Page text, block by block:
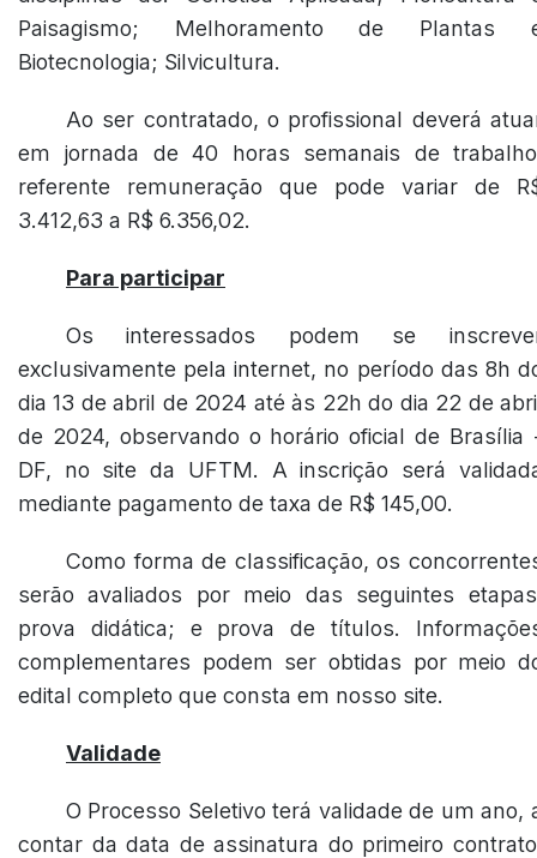
Paisagismo; Melhoramento de Plantas
Biotecnologia; Silvicultura.
Ao ser contratado, o profissional deverá
em jornada de 40 horas semanais de
referente remuneração que pode variar de
3.412,63 a R$ 6.356,02.
Para participar
Os interessados podem se
exclusivamente pela internet, no período das 8h
dia 13 de abril de 2024 até às 22h do dia 22 de
de 2024, observando o horário oficial de Brasília
DF, no site da UFTM. A inscrição será
mediante pagamento de taxa de R$ 145,00.
Como forma de classificação, os
serão avaliados por meio das seguintes
prova didática; e prova de títulos.
complementares podem ser obtidas por meio
edital completo que consta em nosso site.
Validade
O Processo Seletivo terá validade de um ano,
contar da data de assinatura do primeiro